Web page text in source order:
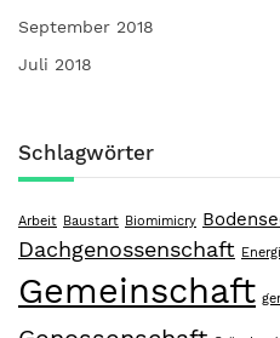
September 2018
Juli 2018
Schlagwörter
Arbeit Baustart Biomimicry
Dachgenossenschaft
Gemeinschaft